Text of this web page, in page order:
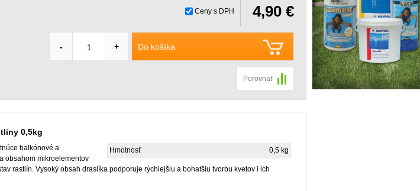
Ceny s DPH 4,90 €
Do košíka
- +
Porovnať
0,5kg
Hmotnosť 0,5 kg
balkónové a
obsahom mikroelementov
rastlín. Vysoký obsah draslíka podporuje rýchlejšiu a bohatšiu tvorbu kvetov i ich